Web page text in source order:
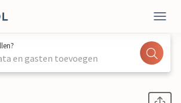
en gasten toevoegen